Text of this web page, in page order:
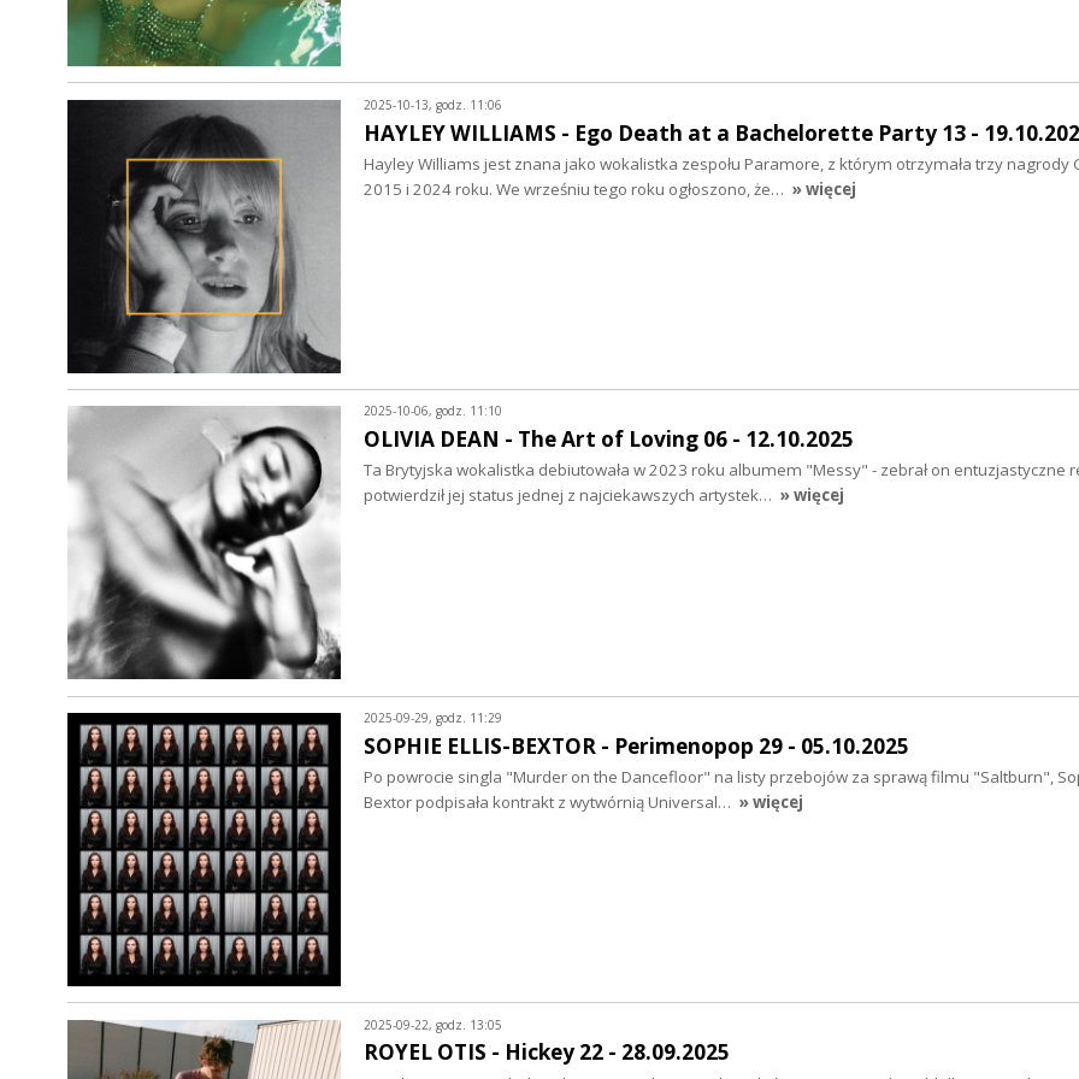
2025-10-13, godz. 11:06
HAYLEY WILLIAMS - Ego Death at a Bachelorette Party 13 -
Hayley Williams jest znana jako wokalistka zespołu Paramore, z którym otrzymała trzy nagrody
2015 i 2024 roku. We wrześniu tego roku ogłoszono, że… » więcej
2025-10-06, godz. 11:10
OLIVIA DEAN - The Art of Loving 06 - 12.10.2025
Ta Brytyjska wokalistka debiutowała w 2023 roku albumem "Messy" - zebrał on entuzjastyczne
potwierdził jej status jednej z najciekawszych artystek… » więcej
2025-09-29, godz. 11:29
SOPHIE ELLIS-BEXTOR - Perimenopop 29 - 05.10.2025
Po powrocie singla "Murder on the Dancefloor" na listy przebojów za sprawą filmu "Saltburn",
Bextor podpisała kontrakt z wytwórnią Universal… » więcej
2025-09-22, godz. 13:05
ROYEL OTIS - Hickey 22 - 28.09.2025